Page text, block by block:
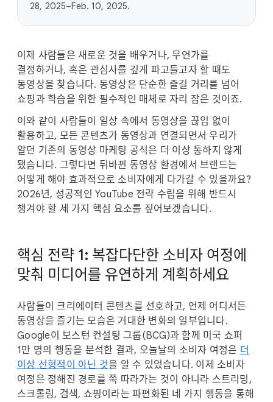
28, 2025–Feb. 10, 2025.
이제 사람들은 새로운 것을 배우거나, 무언가를
결정하거나, 혹은 관심사를 깊게 파고들고자 할 때도
동영상을 찾습니다. 동영상은 단순한 즐길 거리를 넘어
쇼핑과 학습을 위한 필수적인 매체로 자리 잡은 것이죠.
이와 같이 사람들이 일상 속에서 동영상을 끊임 없이
활용하고, 모든 콘텐츠가 동영상과 연결되면서 우리가
알던 기존의 동영상 마케팅 공식은 더 이상 통하지 않게
됐습니다. 그렇다면 뒤바뀐 동영상 환경에서 브랜드는
어떻게 해야 효과적으로 소비자에게 다가갈 수 있을까요?
2026년, 성공적인 YouTube 전략 수립을 위해 반드시
챙겨야 할 세 가지 핵심 요소를 짚어보겠습니다.
핵심 전략 1: 복잡다단한 소비자 여정에
맞춰 미디어를 유연하게 계획하세요
사람들이 크리에이터 콘텐츠를 선호하고, 언제 어디서든
동영상을 즐기는 모습은 거대한 변화의 일부입니다.
Google이 보스턴 컨설팅 그룹(BCG)과 함께 미국 쇼퍼
1만 명의 행동을 분석한 결과, 오늘날의 소비자 여정은 더
이상 선형적이 아닌 것을 알 수 있었습니다. 이제 소비자
여정은 정해진 경로를 쭉 따라가는 것이 아니라 스트리밍,
스크롤링, 검색, 쇼핑이라는 파편화된 네 가지 행동을 통해